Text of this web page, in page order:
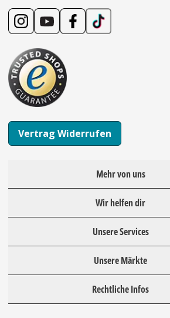
Vertrag Widerrufen
Mehr von uns
Wir helfen dir
Unsere Services
Unsere Märkte
Rechtliche Infos